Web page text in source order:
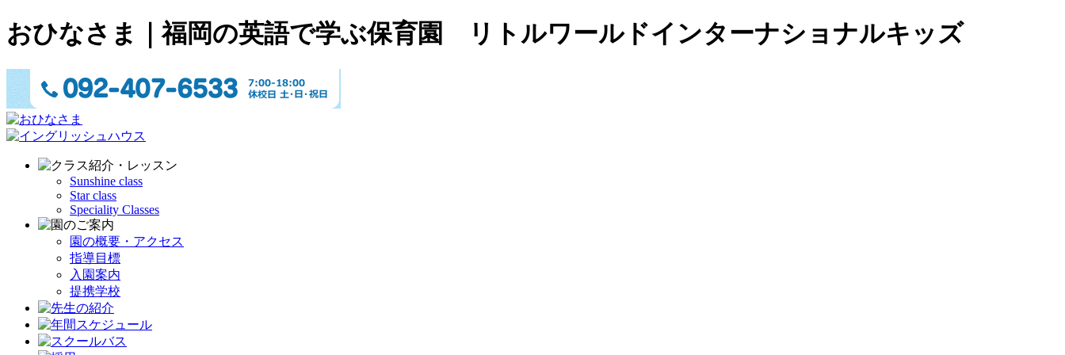
おひなさま｜福岡の英語で学ぶ保育園 リトルワールドインターナショナルキッズ
Sunshine class
Star class
Speciality Classes
園の概要・アクセス
指導目標
入園案内
提携学校